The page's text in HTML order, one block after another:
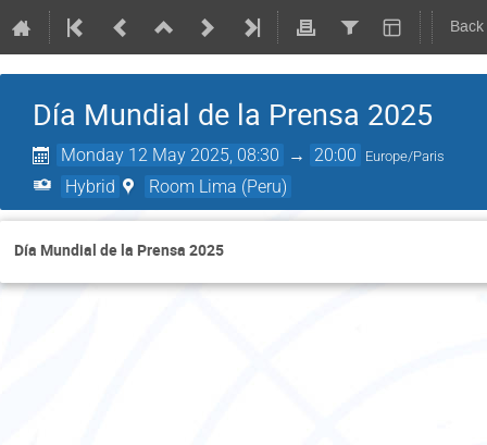
Día Mundial de la Prensa 2025
Monday 12 May 2025, 08:30 → 20:00 Europe/Paris
Hybrid Room Lima (Peru)
Día Mundial de la Prensa 2025